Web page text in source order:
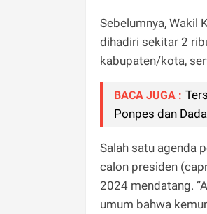
Sebelumnya, Wakil
dihadiri sekitar 2
kabupaten/kota,
BACA JUGA :
Ponpes dan
Salah satu agenda
calon presiden
2024 mendatang.
umum bahwa